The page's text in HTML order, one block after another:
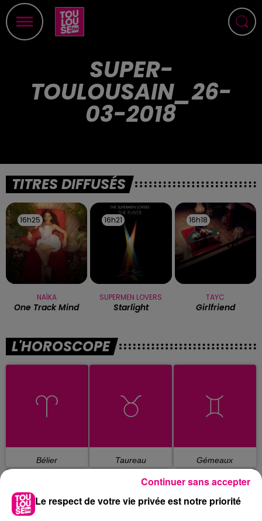
SUPER-
TOULOUSAIN_26-
03-2018
TITRES DIFFUSÉS
16h25
16h25
NAÏKA
One Track Mind
16h21
16h21
SUPERMEN LOVERS
Starlight
16h18
16h18
TAYC
Girlfriend
L'HOROSCOPE
Bélier Taureau Gémeaux
Le respect de votre vie privée est notre priorité
Continuer sans accepter